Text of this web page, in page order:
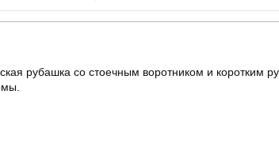
рубашка со стоечным воротником и коротким